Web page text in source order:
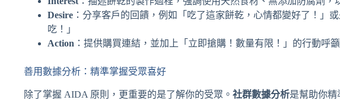
Desire ：分享客戶的回饋，例如「吃了這家餅乾，心情都變好了！」
吃！」
Action ：提供購買連結，並加上「立即搶購！數量有限！」的行動呼籲
善用數據分析：精準掌握受眾喜好
除了掌握 AIDA 原則，更重要的是了解你的受眾。 社群數據分析是幫助你